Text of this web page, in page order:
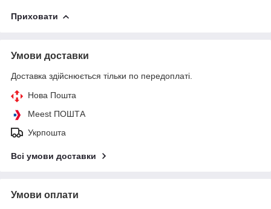
Приховати
Умови доставки
Доставка здійснюється тільки по передоплаті.
Нова Пошта
Meest ПОШТА
Укрпошта
Всі умови доставки
Умови оплати